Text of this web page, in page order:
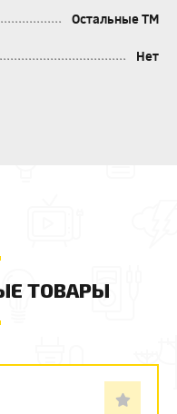
Остальные ТМ
Нет
ТОВАРЫ